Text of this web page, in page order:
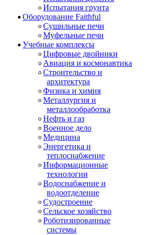
Испытания грунта
Оборудование Faithful
Сушильные печи
Муфельные печи
Учебные комплексы
Цифровые двойники
Авиация и космонавтика
Строительство и
архитектура
Физика и химия
Металлургия и
металлообработка
Нефть и газ
Военное дело
Медицина
Энергетика и
теплоснабжение
Информационные
технологии
Водоснабжение и
водоотделение
Судостроение
Сельское хозяйство
Роботизированные
системы